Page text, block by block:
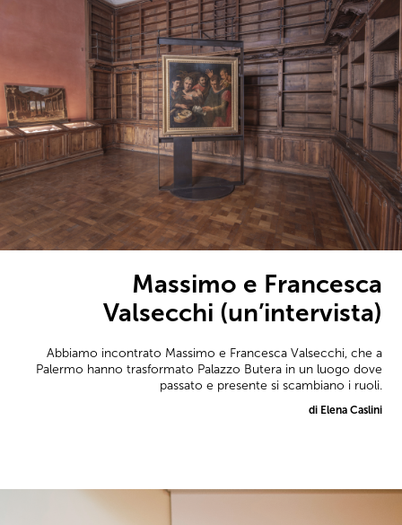
Massimo e Francesca
Valsecchi (un’intervista)
Abbiamo incontrato Massimo e Francesca Valsecchi, che a
Palermo hanno trasformato Palazzo Butera in un luogo dove
passato e presente si scambiano i ruoli.
di Elena Caslini